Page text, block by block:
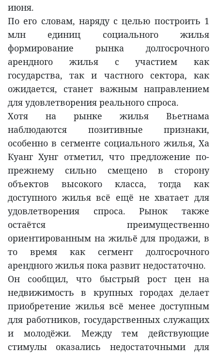
июня.
По его словам, наряду с целью построить 1
млн единиц социального жилья
формирование рынка долгосрочного
арендного жилья с участием как
государства, так и частного сектора, как
ожидается, станет важным направлением
для удовлетворения реального спроса.
Хотя на рынке жилья Вьетнама
наблюдаются позитивные признаки,
особенно в сегменте социального жилья, Ха
Куанг Хунг отметил, что предложение по-
прежнему сильно смещено в сторону
объектов высокого класса, тогда как
доступного жилья всё ещё не хватает для
удовлетворения спроса. Рынок также
остаётся преимущественно
ориентированным на жильё для продажи, в
то время как сегмент долгосрочного
арендного жилья пока развит недостаточно.
Он сообщил, что быстрый рост цен на
недвижимость в крупных городах делает
приобретение жилья всё менее доступным
для работников, государственных служащих
и молодёжи. Между тем действующие
стимулы оказались недостаточными для